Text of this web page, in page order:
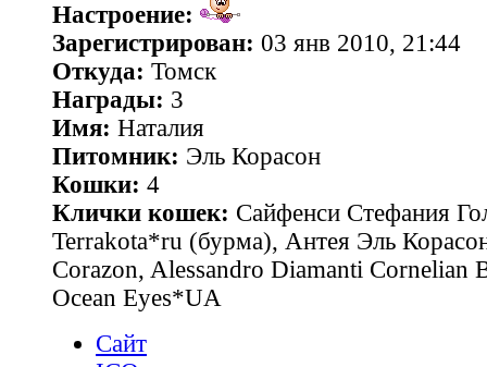
Настроение:
Зарегистрирован: 03 янв 2010, 21:44
Откуда: Томск
Награды: 3
Имя: Наталия
Питомник: Эль Корасон
Кошки: 4
Клички кошек: Сайфенси Стефания
Terrakota*ru (бурма), Антея Эль
Corazon, Alessandro Diamanti Cornelian
Ocean Eyes*UA
Сайт